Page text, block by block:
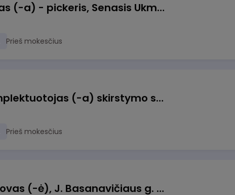
Prekių surinkėjas (-a) - pickeris, Senasis Ukmergės kelias 8, Avižieniai
Prieš mokesčius
Užsakymų komplektuotojas (-a) skirstymo sandėlyje
Prieš mokesčius
Pamainos vadovas (-ė), J. Basanavičiaus g. 6, Jonava